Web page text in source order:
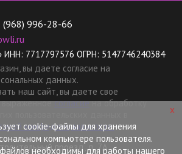
cookie-файлы для хранения
компьютере пользователя.
необходимы для работы нашего
x
(968) 996-28-66
ИНН: 7717797576 ОГРН: 5147746240384
вы даете согласие на
данных.
наш сайт, вы даете свое
выраженноесогласиена обработку
конфиденциальности.
проезд, д. 7А